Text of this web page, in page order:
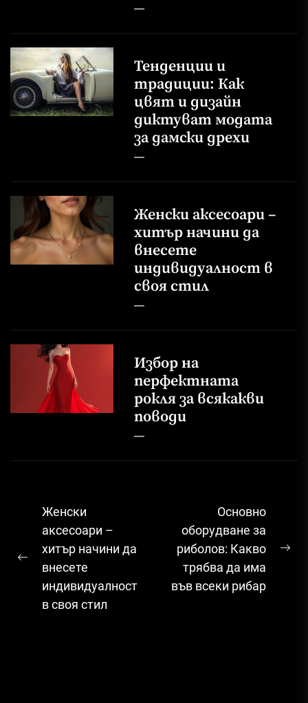
Тенденции и
традиции: Как
цвят и дизайн
диктуват модата
за дамски дрехи
Женски аксесоари –
хитър начини да
внесете
индивидуалност в
своя стил
Избор на
перфектната
рокля за всякакви
поводи
Навигация
Previous
post:
Женски
аксесоари –
хитър начини да
внесете
индивидуалност
в своя стил
Основно
оборудване за
риболов: Какво
трябва да има
във всеки рибар